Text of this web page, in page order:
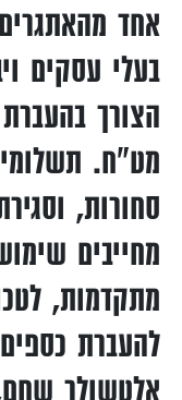
אחד
בעלי עסקים
הצורך
מט"ח.
סחורות,
מחייבים
מתקדמות,
להעברת